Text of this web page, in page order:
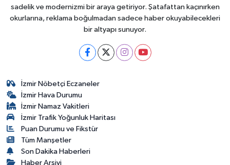
sadelik ve modernizmi bir araya getiriyor. Şatafattan kaçınırken
okurlarına, reklama boğulmadan sadece haber okuyabilecekleri
bir altyapı sunuyor.
İzmir Nöbetçi Eczaneler
İzmir Hava Durumu
İzmir Namaz Vakitleri
İzmir Trafik Yoğunluk Haritası
Puan Durumu ve Fikstür
Tüm Manşetler
Son Dakika Haberleri
Haber Arşivi